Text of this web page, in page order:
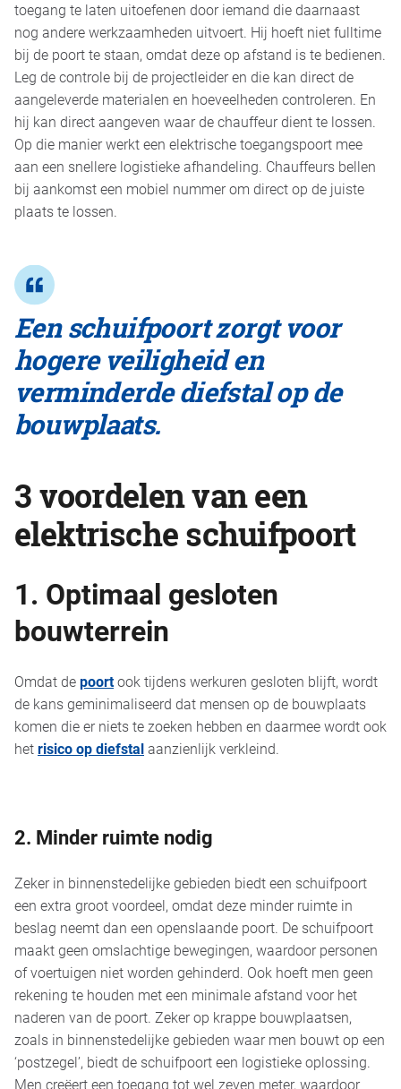
toegang te laten uitoefenen door iemand die daarnaast
nog andere werkzaamheden uitvoert. Hij hoeft niet fulltime
bij de poort te staan, omdat deze op afstand is te bedienen.
Leg de controle bij de projectleider en die kan direct de
aangeleverde materialen en hoeveelheden controleren. En
hij kan direct aangeven waar de chauffeur dient te lossen.
Op die manier werkt een elektrische toegangspoort mee
aan een snellere logistieke afhandeling. Chauffeurs bellen
bij aankomst een mobiel nummer om direct op de juiste
plaats te lossen.
Een schuifpoort zorgt voor
hogere veiligheid en
verminderde diefstal op de
bouwplaats.
3 voordelen van een
elektrische schuifpoort
1. Optimaal gesloten
bouwterrein
Omdat depoortook tijdens werkuren gesloten blijft, wordt
de kans geminimaliseerd dat mensen op de bouwplaats
komen die er niets te zoeken hebben en daarmee wordt ook
hetrisico op diefstalaanzienlijk verkleind.
2. Minder ruimte nodig
Zeker in binnenstedelijke gebieden biedt een schuifpoort
een extra groot voordeel, omdat deze minder ruimte in
beslag neemt dan een openslaande poort. De schuifpoort
maakt geen omslachtige bewegingen, waardoor personen
of voertuigen niet worden gehinderd. Ook hoeft men geen
rekening te houden met een minimale afstand voor het
naderen van de poort. Zeker op krappe bouwplaatsen,
zoals in binnenstedelijke gebieden waar men bouwt op een
‘postzegel’, biedt de schuifpoort een logistieke oplossing.
Men creëert een toegang tot wel zeven meter, waardoor